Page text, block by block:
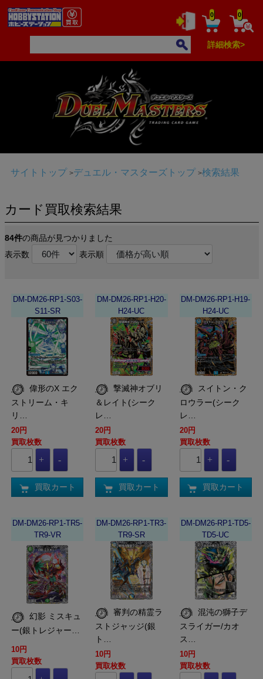
0 0
詳細検索>
サイトトップ デュエル・マスターズトップ 検索結果
カード買取検索結果
84件の商品が見つかりました
表示数
表示順
DM-DM26-RP1-S03-
S11-SR
ストリーム・キ
リ…
20円
買取枚数
買取カート
DM-DM26-RP1-H20-
H24-UC
撃滅神オブリ
＆レイト(シーク
レ…
20円
買取枚数
買取カート
DM-DM26-RP1-H19-
H24-UC
ロウラー(シーク
レ…
20円
買取枚数
買取カート
DM-DM26-RP1-TR5-
TR9-VR
ー(銀トレジャー…
10円
買取枚数
DM-DM26-RP1-TR3-
TR9-SR
ストジャッジ(銀
ト…
10円
買取枚数
DM-DM26-RP1-TD5-
TD5-UC
スライガー/カオ
ス…
10円
買取枚数